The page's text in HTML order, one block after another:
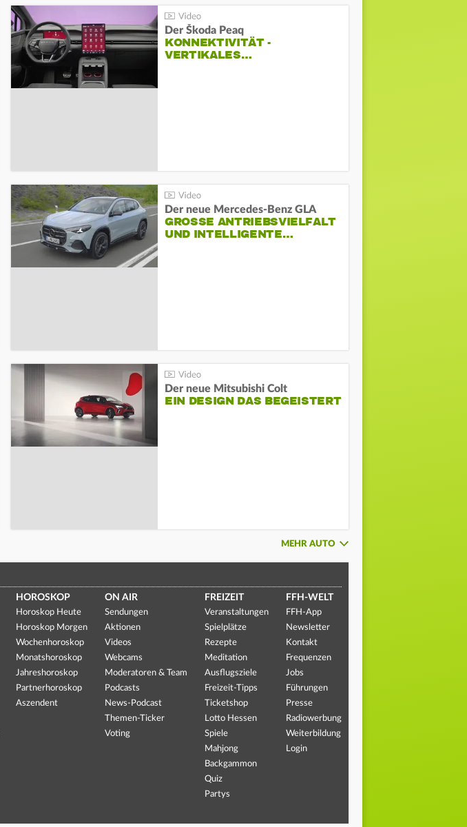
Der Škoda Peaq
KONNEKTIVITÄT -
VERTIKALES…
Der neue Mercedes-Benz GLA
GROSSE ANTRIEBSVIELFALT U
ND INTELLIGENTE…
Der neue Mitsubishi Colt
EIN DESIGN DAS BEGEISTERT
MEHR AUTO
HOROSKOP
Horoskop Heute
Horoskop Morgen
Wochenhoroskop
Monatshoroskop
Jahreshoroskop
Partnerhoroskop
Aszendent
ON AIR
Sendungen
Aktionen
Videos
Webcams
Moderatoren & Team
Podcasts
News-Podcast
Themen-Ticker
Voting
FREIZEIT
Veranstaltungen
Spielplätze
Rezepte
Meditation
Ausflugsziele
Freizeit-Tipps
Ticketshop
Lotto Hessen
Spiele
Mahjong
Backgammon
Quiz
Partys
FFH-WELT
FFH-App
Newsletter
Kontakt
Frequenzen
Jobs
Führungen
Presse
Radiowerbung
Weiterbildung
Login